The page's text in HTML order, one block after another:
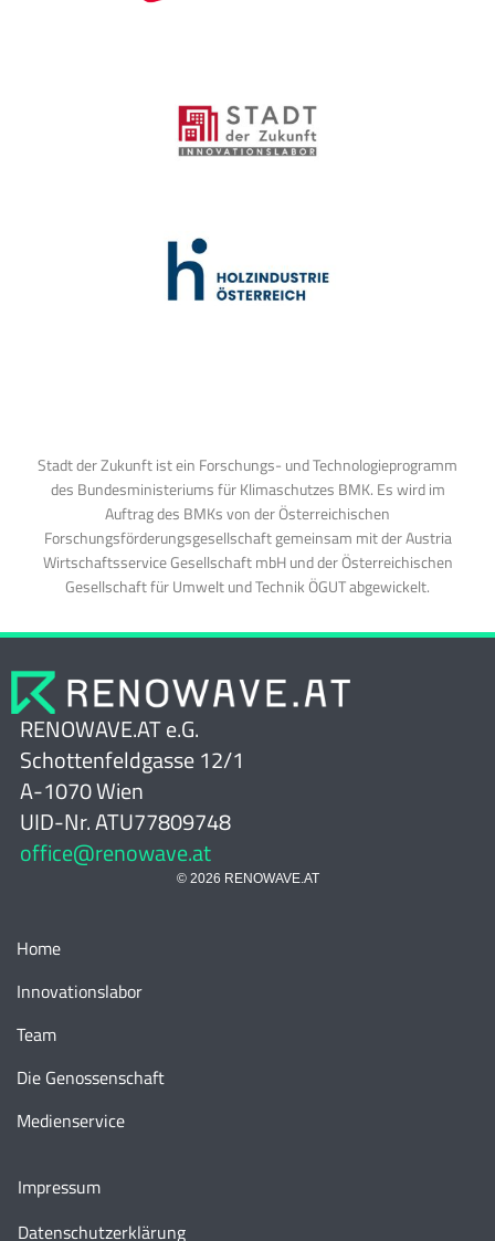
Stadt der Zukunft ist ein Forschungs- und Technologieprogramm
des Bundesministeriums für Klimaschutzes BMK. Es wird im
Auftrag des BMKs von der Österreichischen
Forschungsförderungsgesellschaft gemeinsam mit der Austria
Wirtschaftsservice Gesellschaft mbH und der Österreichischen
Gesellschaft für Umwelt und Technik ÖGUT abgewickelt.
RENOWAVE.AT e.G.
Schottenfeldgasse 12/1
A-1070 Wien
UID-Nr. ATU77809748
office@renowave.at
© 2026 RENOWAVE.AT
Home
Innovationslabor
Team
Die Genossenschaft
Medienservice
Impressum
Datenschutzerklärung